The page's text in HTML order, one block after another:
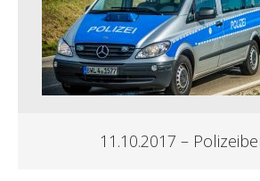
11.10.2017 –